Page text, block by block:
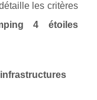
les critères
4 étoiles